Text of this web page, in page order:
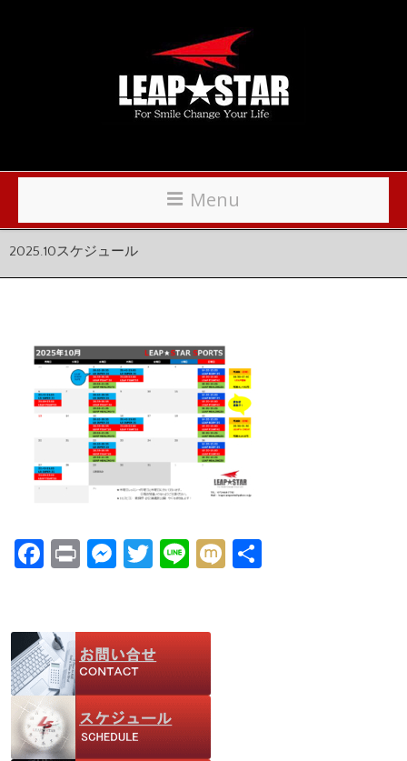
Menu
2025.10スケジュール
F
b
o
o
k
Pr M
e
n
g
er
T
er
Li M